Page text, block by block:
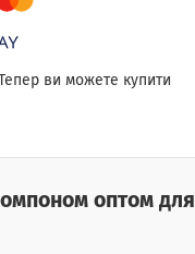
ви можете купити
оптом для